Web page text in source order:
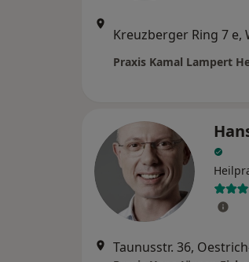
Praxis Kamal Lampert
Taunusstr. 36,